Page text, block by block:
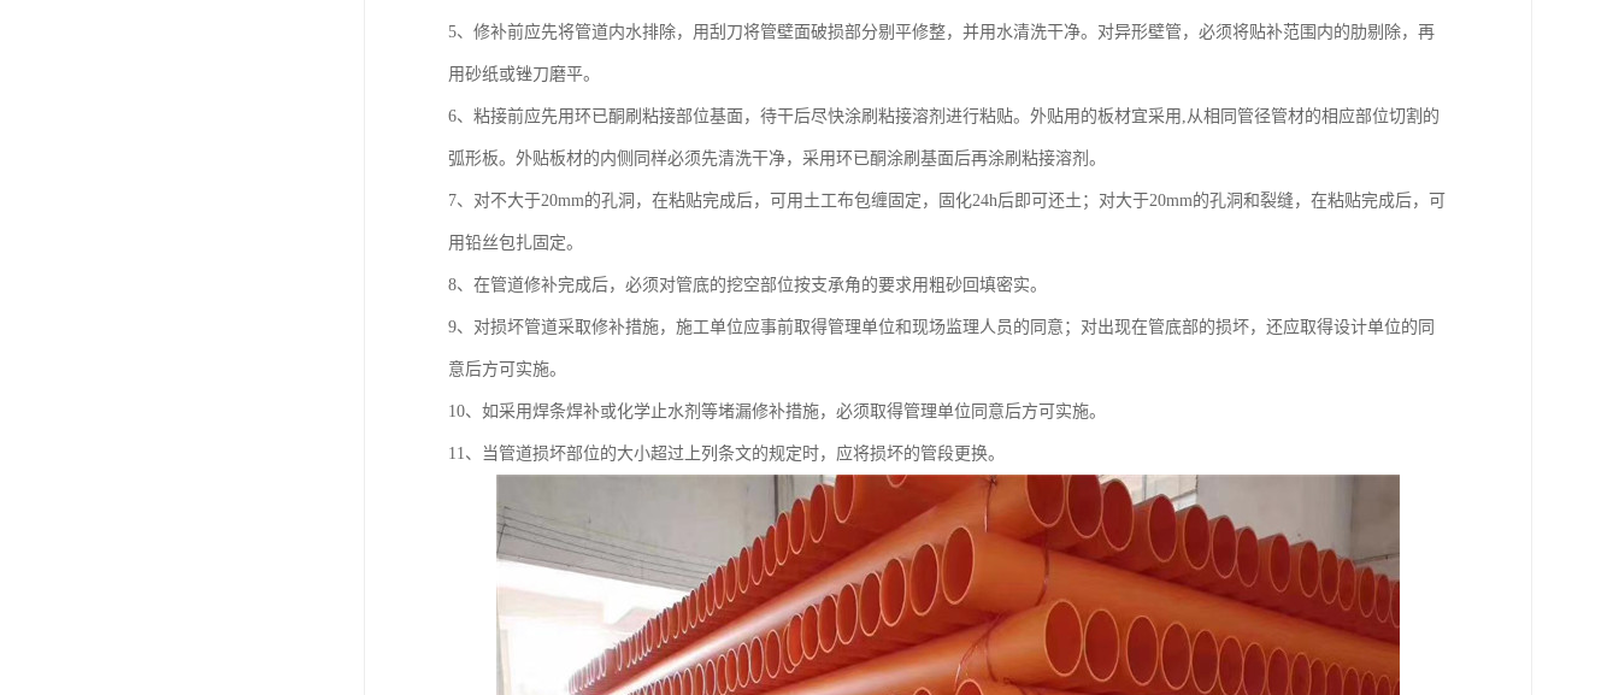
5、修补前应先将管道内水排除，用刮刀将管壁面破损部分剔平修整，并用水清洗干净。对异形壁管，必须将贴补范围内的肋剔除，再
用砂纸或锉刀磨平。
6、粘接前应先用环已酮刷粘接部位基面，待干后尽快涂刷粘接溶剂进行粘贴。外贴用的板材宜采用,从相同管径管材的相应部位切割的
弧形板。外贴板材的内侧同样必须先清洗干净，采用环已酮涂刷基面后再涂刷粘接溶剂。
7、对不大于20mm的孔洞，在粘贴完成后，可用土工布包缠固定，固化24h后即可还土；对大于20mm的孔洞和裂缝，在粘贴完成后，可
用铅丝包扎固定。
8、在管道修补完成后，必须对管底的挖空部位按支承角的要求用粗砂回填密实。
9、对损坏管道采取修补措施，施工单位应事前取得管理单位和现场监理人员的同意；对出现在管底部的损坏，还应取得设计单位的同
意后方可实施。
10、如采用焊条焊补或化学止水剂等堵漏修补措施，必须取得管理单位同意后方可实施。
11、当管道损坏部位的大小超过上列条文的规定时，应将损坏的管段更换。